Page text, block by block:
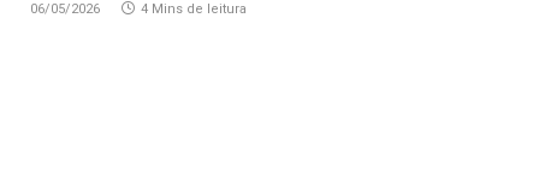
06/05/2026 4 Mins de leitura